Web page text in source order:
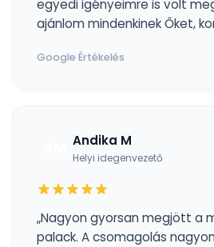
egyedi igényeimre is volt
ajánlom mindenkinek Őket,
Google Értékelés
Andika M
Helyi idegenvezető
„Nagyon gyorsan megjött a
palack. A csomagolás